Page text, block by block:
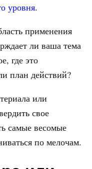
уровня.
применения
ли ваша тема
где это
план действий?
или
свое
самые весомые
по мелочам.